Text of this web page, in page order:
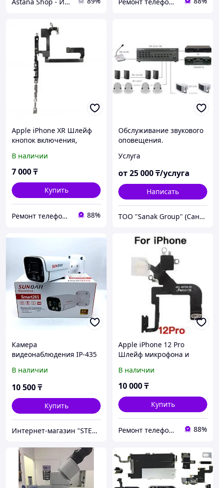
Apple iPhone XR Шлейф
кнопок включения,
переключателя
вибрации, микрофона,
В наличии
7 000₸
Купить
Ремонт телефонов, ноутбуков, в Алматы Запчасти - TelePORT 88%
Обслуживание звукового
оповещения.
Услуга
от25 000₸/услуга
Написать
ТОО "Sanak Group" (Санак групп)
Камера
видеонаблюдения IP-435
расширение 2560x1440
В наличии
10 500₸
Купить
Интернет-магазин "STEELDEN"
Apple iPhone 12 Pro
Шлейф микрофона и
снятый
В наличии
10 000₸
Купить
Ремонт телефонов, ноутбуков, в Алматы Запчасти - TelePORT 88%